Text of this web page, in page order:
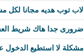
لاب توب هديه مجانا لكل
ضرورى جدا هاك شريط
مشكلة لا استطيع الدخول